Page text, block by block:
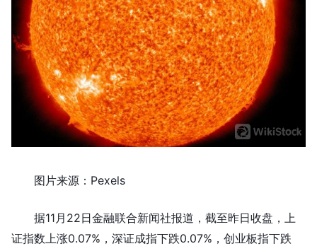
图片来源：Pexels
据11月22日金融联合新闻社报道，截至昨日收盘，上
证指数上涨0.07%，深证成指下跌0.07%，创业板指下跌